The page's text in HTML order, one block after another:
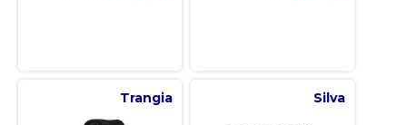
Trangia Silva